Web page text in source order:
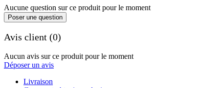
Aucune question sur ce produit pour le moment
Poser une question
Avis client (0)
Aucun avis sur ce produit pour le moment
Déposer un avis
Livraison